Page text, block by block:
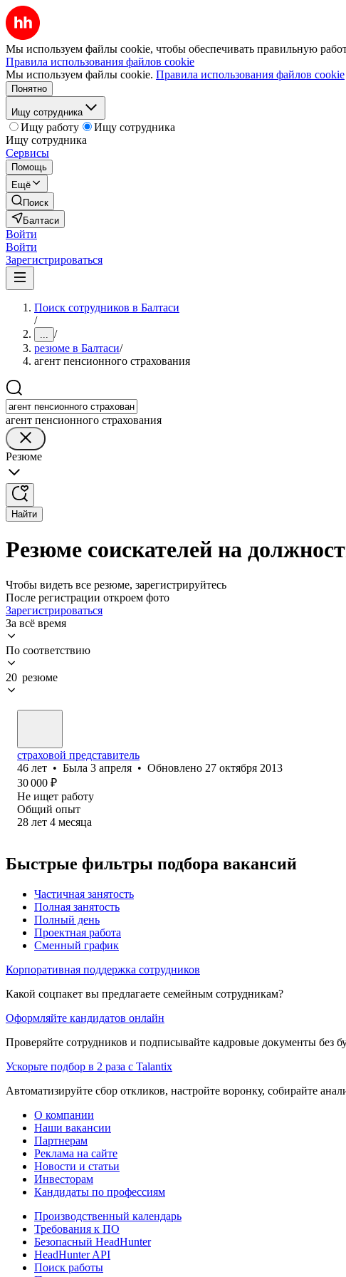
Мы используем файлы cookie, чтобы обеспечивать правильную
Правила использования файлов cookie
Мы используем файлы cookie. Правила использования файлов cookie
Понятно
Ищу сотрудника
Ищу работу
Ищу сотрудника
Ищу сотрудника
Сервисы
Помощь
Ещё
Поиск
Балтаси
Войти
Войти
Зарегистрироваться
Поиск сотрудников в Балтаси
/
... /
резюме в Балтаси/
агент пенсионного страхования
агент пенсионного страхования
Резюме
Найти
Резюме соискателей на
Чтобы видеть все резюме, зарегистрируйтесь
После регистрации откроем фото
Зарегистрироваться
За всё время
По соответствию
20 резюме
страховой представитель
46 лет • Была 3 апреля • Обновлено 27 октября 2013
30 000 ₽
Не ищет работу
Общий опыт
28 лет 4 месяца
Быстрые фильтры подбора вакансий
Частичная занятость
Полная занятость
Полный день
Проектная работа
Сменный график
Корпоративная поддержка сотрудников
Какой соцпакет вы предлагаете семейным сотрудникам?
Оформляйте кандидатов онлайн
Проверяйте сотрудников и подписывайте кадровые документы без
Ускорьте подбор в 2 раза с Talantix
Автоматизируйте сбор откликов, настройте воронку, собирайте
О компании
Наши вакансии
Партнерам
Реклама на сайте
Новости и статьи
Инвесторам
Кандидаты по профессиям
Производственный календарь
Требования к ПО
Безопасный HeadHunter
HeadHunter API
Поиск работы